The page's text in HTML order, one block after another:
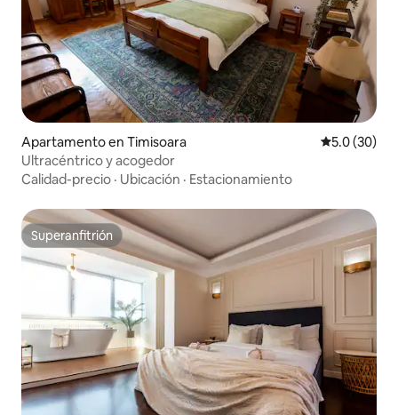
Apartamento en Timisoara Calificación
5.0 (30)
Ultracéntrico y acogedor
Calidad-precio · Ubicación · Estacionamiento
Superanfitrión
Superanfitrión